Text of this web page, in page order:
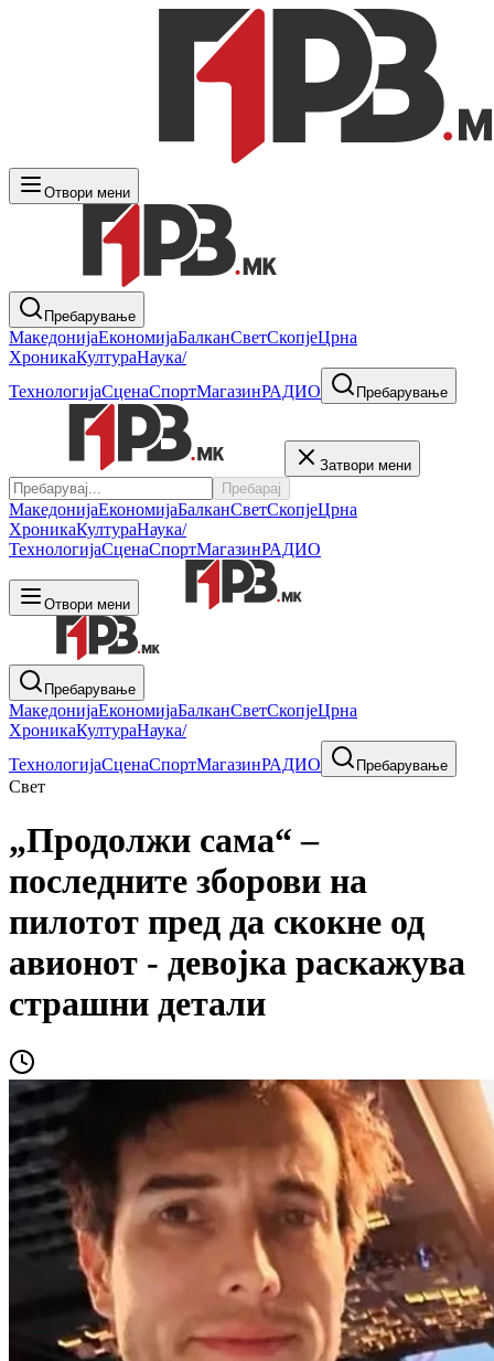
Отвори мени
Пребарување
МакедонијаЕкономијаБалканСветСкопјеЦрна
ХроникаКултураНаука/
ТехнологијаСценаСпортМагазинРАДИО Пребарување
Затвори мени
Пребарај
МакедонијаЕкономијаБалканСветСкопјеЦрна
ХроникаКултураНаука/
ТехнологијаСценаСпортМагазинРАДИО
Отвори мени
Пребарување
МакедонијаЕкономијаБалканСветСкопјеЦрна
ХроникаКултураНаука/
ТехнологијаСценаСпортМагазинРАДИО Пребарување
Свет
„Продолжи сама“ –
последните зборови на
пилотот пред да скокне од
авионот - девојка раскажува
страшни детали